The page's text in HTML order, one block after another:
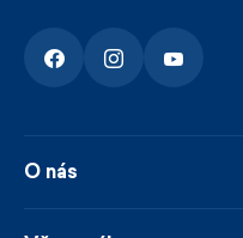
O nás